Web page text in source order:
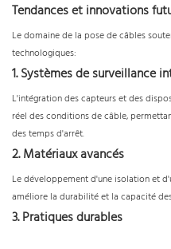
Tendances et innovations
Le domaine de la pose de câbles
technologiques:
1. Systèmes de surveillance
L'intégration des capteurs et des
réel des conditions de câble,
des temps d'arrêt.
2. Matériaux avancés
Le développement d'une isolation et
améliore la durabilité et la capacité
3. Pratiques durables